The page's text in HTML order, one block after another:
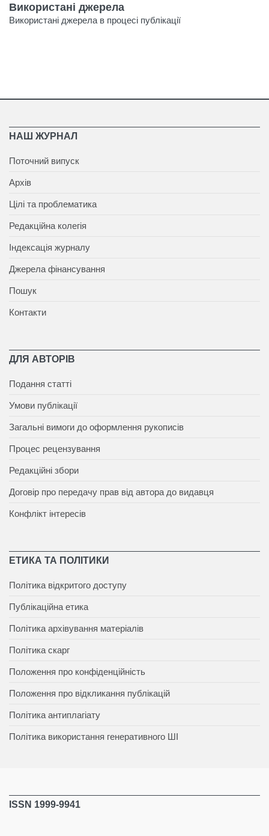
Використані джерела
Використані джерела в процесі публікації
НАШ ЖУРНАЛ
Поточний випуск
Архів
Цілі та проблематика
Редакційна колегія
Індексація журналу
Джерела фінансування
Пошук
Контакти
ДЛЯ АВТОРІВ
Подання статті
Умови публікації
Загальні вимоги до оформлення рукописів
Процес рецензування
Редакційні збори
Договір про передачу прав від автора до видавця
Конфлікт інтересів
ЕТИКА ТА ПОЛІТИКИ
Політика відкритого доступу
Публікаційна етика
Політика архівування матеріалів
Політика скарг
Положення про конфіденційність
Положення про відкликання публікацій
Політика антиплагіату
Політика використання генеративного ШІ
ISSN 1999-9941